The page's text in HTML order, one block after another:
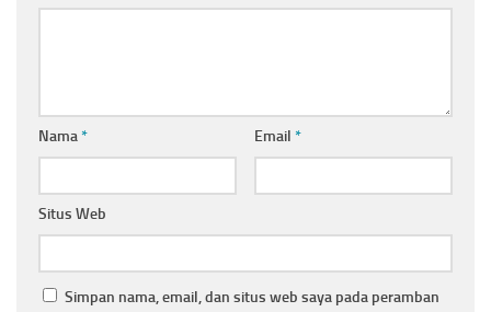
Nama* Email *
Situs Web
Simpan nama, email, dan situs web saya pada peramban